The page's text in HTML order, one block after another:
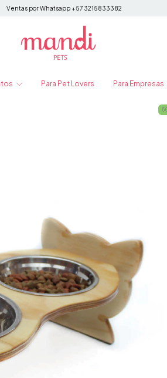
Ventas por Whatsapp +57 3215833382
Para Pet Lovers Para Empresas